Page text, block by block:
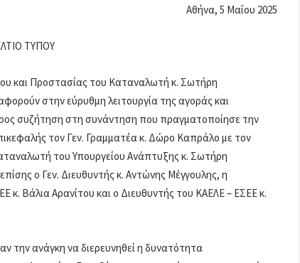
Αθήνα, 5 Μαΐου 2025
ΤΥΠΟΥ
και Προστασίας του Καταναλωτή κ. Σωτήρη
στην εύρυθμη λειτουργία της αγοράς και
συζήτηση στη συνάντηση που πραγματοποίησε την
τον Γεν. Γραμματέα κ. Δώρο Καπράλο με τον
του Υπουργείου Ανάπτυξης κ. Σωτήρη
ο Γεν. Διευθυντής κ. Αντώνης Μέγγουλης, η
κ. Βάλια Αρανίτου και ο Διευθυντής του ΚΑΕΛΕ – ΕΣΕΕ κ.
την ανάγκη να διερευνηθεί η δυνατότητα